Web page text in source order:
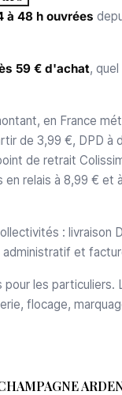
à 48 h ouvrées
59 € d'achat,
en France
de 3,99 €, DPD à
de retrait
relais à 8,99 € et
: livraison
et
pour les particuliers.
flocage,